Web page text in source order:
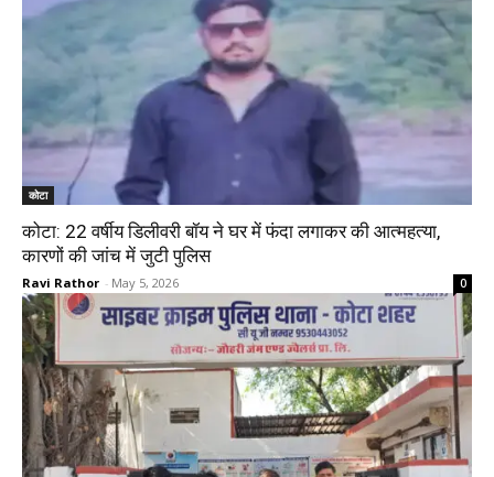
कोटा
कोटा: 22 वर्षीय डिलीवरी बॉय ने घर में फंदा लगाकर की आत्महत्या,
कारणों की जांच में जुटी पुलिस
Ravi Rathor - May 5, 2026 0